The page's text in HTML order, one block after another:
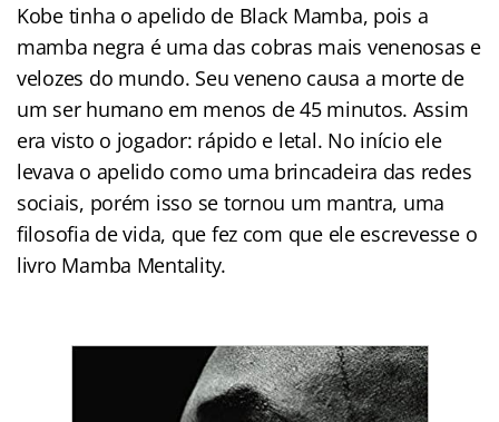
Kobe tinha o apelido de Black Mamba, pois a
mamba negra é uma das cobras mais venenosas e
velozes do mundo. Seu veneno causa a morte de
um ser humano em menos de 45 minutos. Assim
era visto o jogador: rápido e letal. No início ele
levava o apelido como uma brincadeira das redes
sociais, porém isso se tornou um mantra, uma
filosofia de vida, que fez com que ele escrevesse o
livro Mamba Mentality.